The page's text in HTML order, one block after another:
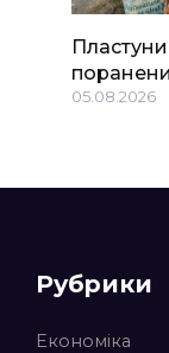
05.08.2026
Рубрики
Економіка